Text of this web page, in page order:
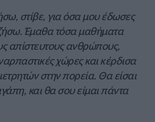
στίβε, για όσα μου έδωσες
Έμαθα τόσα μαθήματα
απίστευτους ανθρώπους,
χώρες και κέρδισα
στην πορεία. Θα είσαι
και θα σου είμαι πάντα